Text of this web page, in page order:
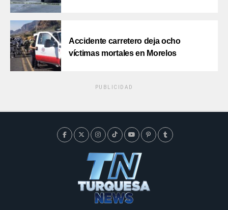
Accidente carretero deja ocho
víctimas mortales en Morelos
PUBLICIDAD